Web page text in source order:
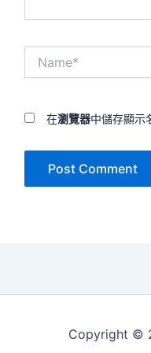
在瀏覽器中儲存顯示
Copyright ©